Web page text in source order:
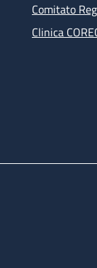
Comitato
Clinica